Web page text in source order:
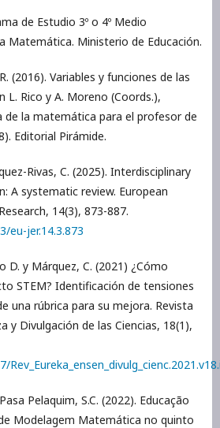
de Estudio 3º o 4º Medio
Matemática. Ministerio de Educación.
(2016). Variables y funciones de las
L. Rico y A. Moreno (Coords.),
de la matemática para el profesor de
Editorial Pirámide.
Rivas, C. (2025). Interdisciplinary
A systematic review. European
14(3), 873-887.
eu-jer.14.3.873
D. y Márquez, C. (2021) ¿Cómo
STEM? Identificación de tensiones
una rúbrica para su mejora. Revista
y Divulgación de las Ciencias, 18(1),
Pelaquim, S.C. (2022). Educação
Modelagem Matemática no quinto